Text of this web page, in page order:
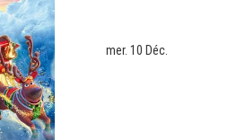
mer. 10 Déc.